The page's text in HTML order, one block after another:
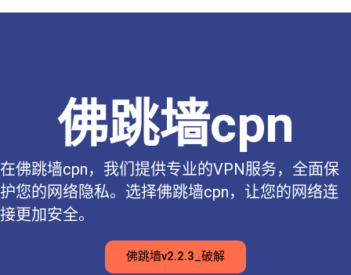
佛跳墙cpn
在佛跳墙cpn，我们提供专业的VPN服务，全面保
护您的网络隐私。选择佛跳墙cpn，让您的网络连
接更加安全。
佛跳墙v2.2.3_破解